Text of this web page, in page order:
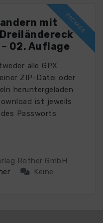
mit
02. Auflage
alle GPX
ZIP-Datei oder
heruntergeladen
ist jeweils
Passworts
Rother GmbH
Keine